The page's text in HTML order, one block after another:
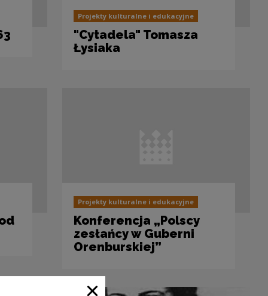
Projekty kulturalne i edukacyjne
"Cytadela" Tomasza
Łysiaka
Projekty kulturalne i edukacyjne
Konferencja „Polscy
zesłańcy w Guberni
Orenburskiej”